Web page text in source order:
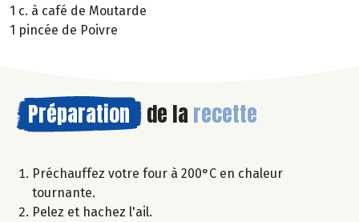
1 c. à café de Moutarde
1 pincée de Poivre
Préparation de la recette
Préchauffez votre four à 200°C en chaleur
tournante.
Pelez et hachez l'ail.